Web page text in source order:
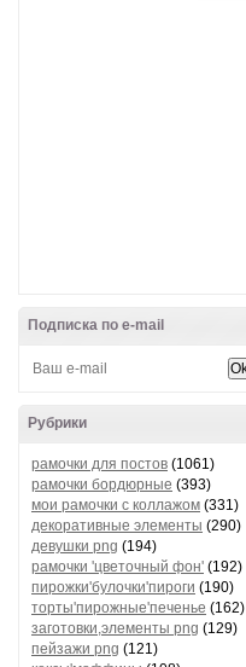
Подписка по e-mail
Рубрики
рамочки для постов (1061)
рамочки бордюрные (393)
мои рамочки с коллажом (331)
декоративные элементы (290)
девушки png (194)
рамочки 'цветочный фон' (192)
пирожки'булочки'пироги (190)
торты'пирожные'печенье (162)
заготовки,элементы png (129)
пейзажи png (121)